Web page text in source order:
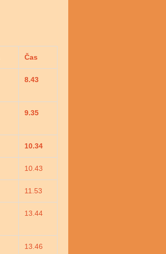
Čas
8.43
9.35
10.34
10.43
11.53
13.44
13.46